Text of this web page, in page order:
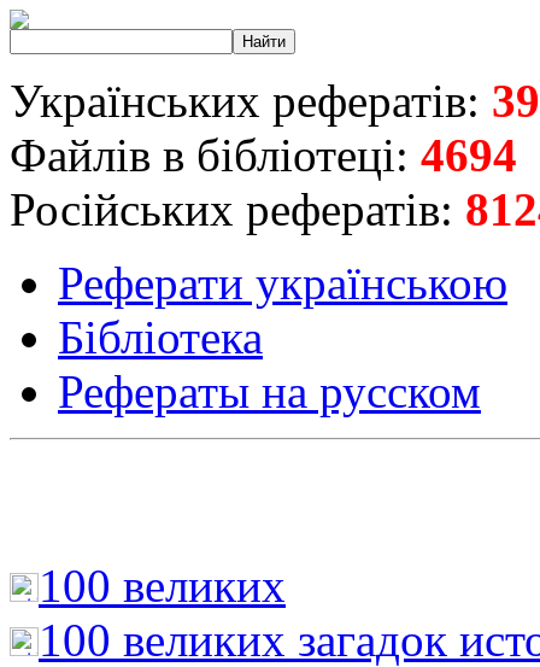
Українських рефератів:
Файлів в бібліотеці: 4694
Російських рефератів:
Реферати українською
Бібліотека
Рефераты на русском
100 великих
100 великих загадок